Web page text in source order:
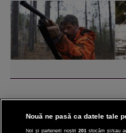
Nouă ne pasă ca datele tale
Noi și partenerii noștri 201 stocăm și/sau